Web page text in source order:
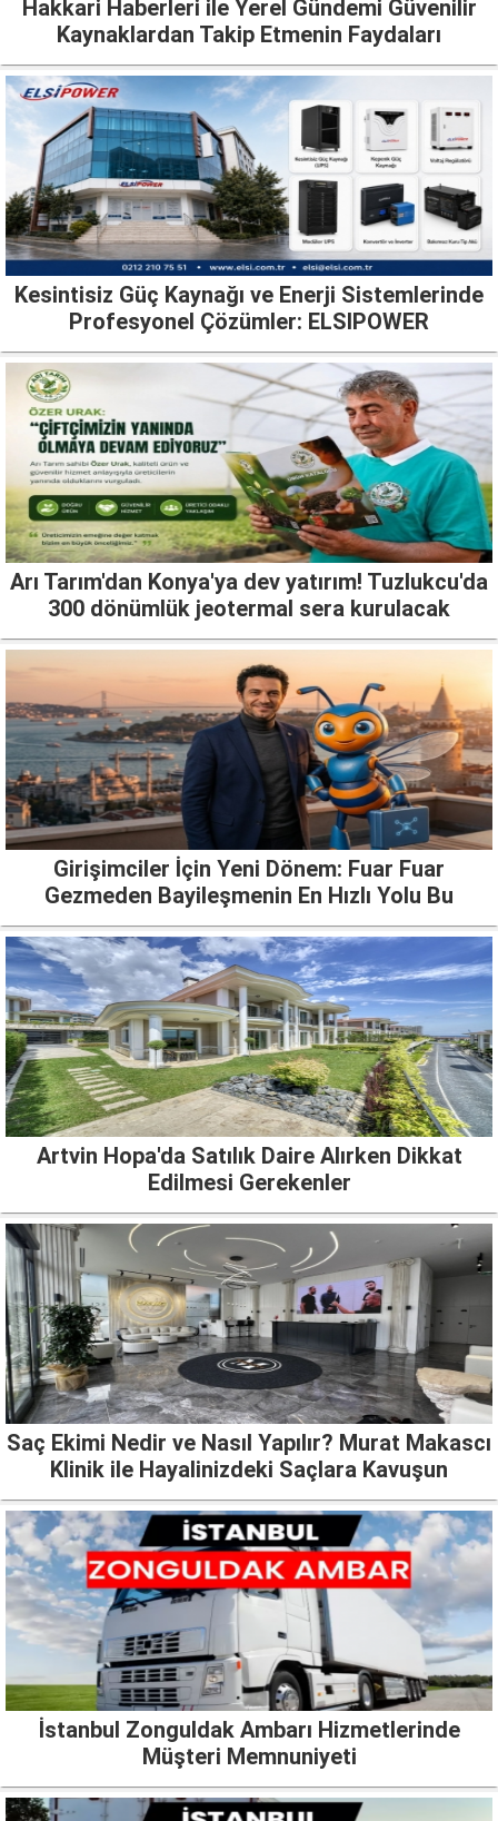
Hakkari Haberleri ile Yerel Gündemi Güvenilir
Kaynaklardan Takip Etmenin Faydaları
Kesintisiz Güç Kaynağı ve Enerji Sistemlerinde
Profesyonel Çözümler: ELSIPOWER
Arı Tarım'dan Konya'ya dev yatırım! Tuzlukcu'da
300 dönümlük jeotermal sera kurulacak
Girişimciler İçin Yeni Dönem: Fuar Fuar
Gezmeden Bayileşmenin En Hızlı Yolu Bu
Artvin Hopa'da Satılık Daire Alırken Dikkat
Edilmesi Gerekenler
Saç Ekimi Nedir ve Nasıl Yapılır? Murat Makascı
Klinik ile Hayalinizdeki Saçlara Kavuşun
İstanbul Zonguldak Ambarı Hizmetlerinde
Müşteri Memnuniyeti